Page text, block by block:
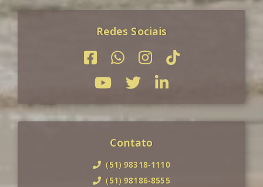
Redes Sociais
Contato
(51) 98318-1110
(51) 98186-8555